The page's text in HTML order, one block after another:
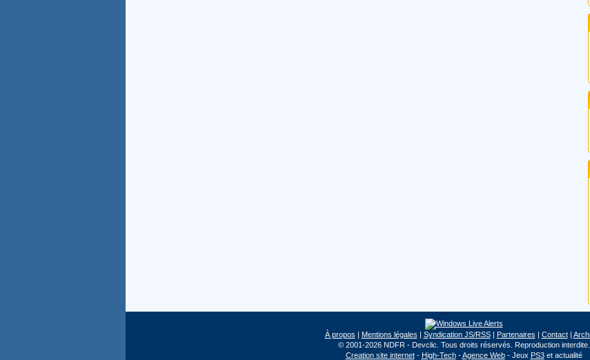
À propos | Mentions légales | Syndication JS/RSS| Partenaires | Contact|
© 2001-2026 NDFR - Devclic. Tous droits réservés. Reproduction interdite.
Creation site internet- High-Tech-Agence Web- Jeux PS3et actualité